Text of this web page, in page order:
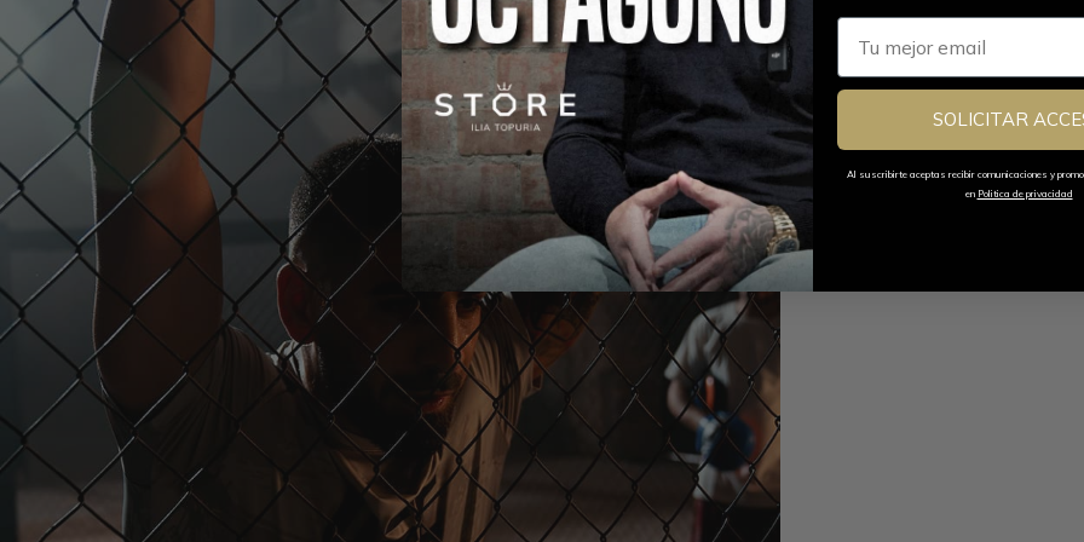
Email
SOLICITAR
Al suscribirte aceptas recibir comunicaciones y
en Politica de privacidad